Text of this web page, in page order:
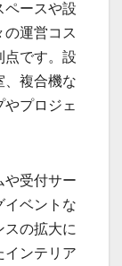
ペースや設
の運営コス
点です。設
、複合機な
プロジェ
や受付サー
イベントな
スの拡大に
インテリア